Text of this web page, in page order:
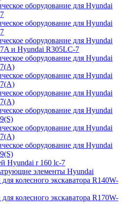
оборудование для Hyundai
оборудование для Hyundai
оборудование для Hyundai
и Hyundai R305LC-7
оборудование для Hyundai
оборудование для Hyundai
оборудование для Hyundai
оборудование для Hyundai
оборудование для Hyundai
оборудование для Hyundai
Hyundai r 160 lc-7
элементы Hyundai
колесного экскаватора R140W-
колесного экскаватора R170W-